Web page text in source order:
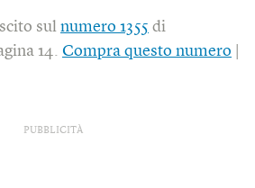
sul numero 1355 di
14. Compra questo numero
PUBBLICITÀ